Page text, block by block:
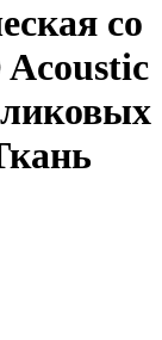
со